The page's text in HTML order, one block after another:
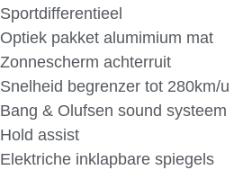
Sportdifferentieel
Optiek pakket alumimium mat
Zonnescherm achterruit
Snelheid begrenzer tot 280km/u
Bang & Olufsen sound systeem
Hold assist
Elektriche inklapbare spiegels